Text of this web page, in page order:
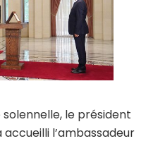
le président
l’ambassadeur